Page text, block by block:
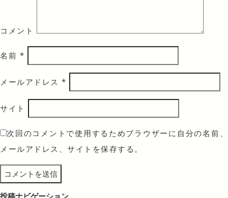
コメント
名前 *
メールアドレス *
サイト
次回のコメントで使用するためブラウザーに自分の名前、
メールアドレス、サイトを保存する。
投稿ナビゲーション